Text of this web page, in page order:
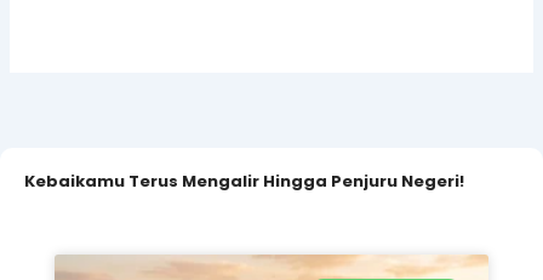
Kebaikamu Terus Mengalir Hingga Penjuru Negeri!